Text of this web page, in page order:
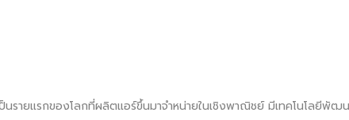
นรายแรกของโลกที่ผลิตแอร์ขึ้นมาจำหน่ายในเชิงพาณิชย์ มีเทคโนโลยีพั